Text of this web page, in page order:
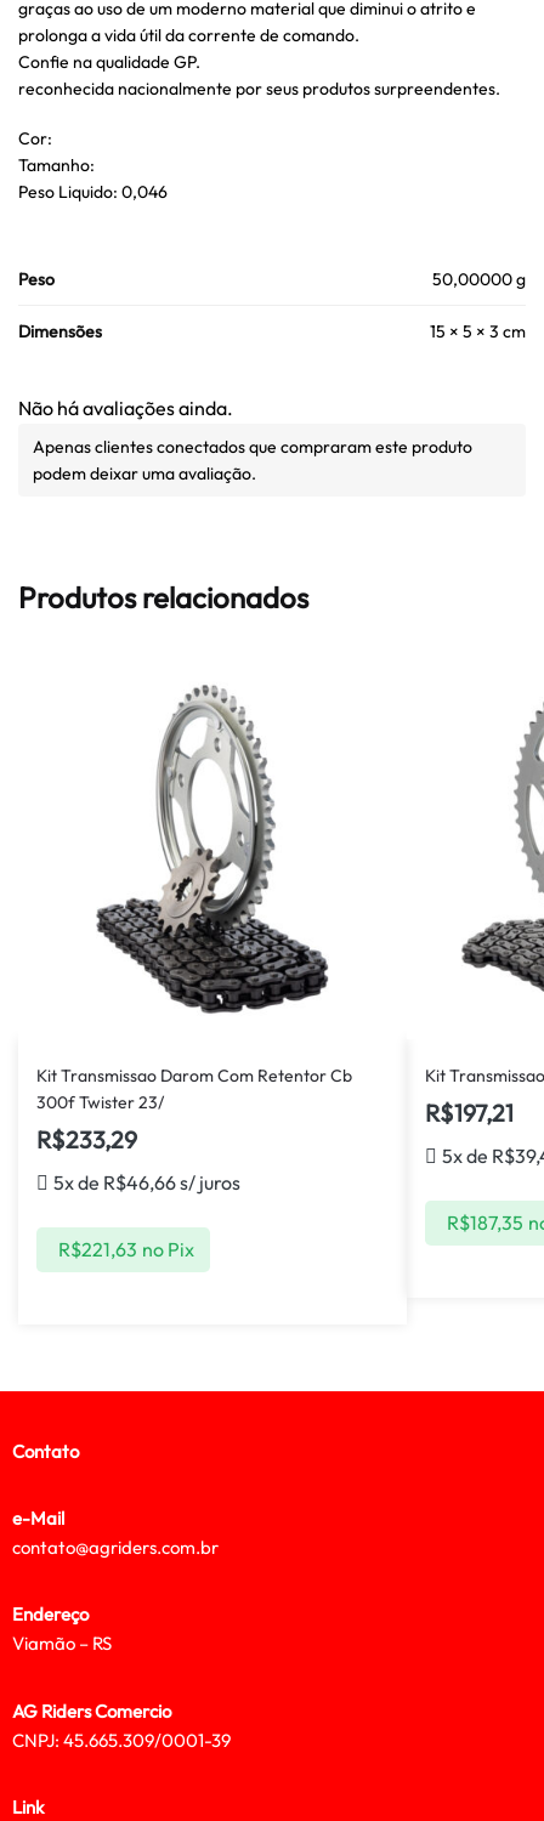
graças ao uso de um moderno material que diminui o atrito e
prolonga a vida útil da corrente de comando.
Confie na qualidade GP.
reconhecida nacionalmente por seus produtos surpreendentes.
Cor:
Tamanho:
Peso Liquido: 0,046
Peso 50,00000 g
Dimensões 15 × 5 × 3 cm
Não há avaliações ainda.
Apenas clientes conectados que compraram este produto
podem deixar uma avaliação.
Produtos relacionados
Kit Transmissao Darom Com Retentor Cb
300f Twister 23/
R$233,29
5x de R$46,66s/ juros
R$221,63 no Pix
Kit
R$197,21
5x de R$
R$187,35
Contato
e-Mail
contato@agriders.com.br
Endereço
Viamão – RS
AG Riders Comercio
CNPJ: 45.665.309/0001-39
Link